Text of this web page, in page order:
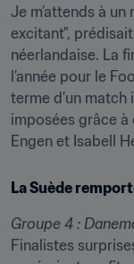
Je m’attends à
excitant",
néerlandaise. La
l’année pour le
terme d’un
imposées grâce à
Engen et Isabell
La Suède
Groupe 4 :
Finalistes